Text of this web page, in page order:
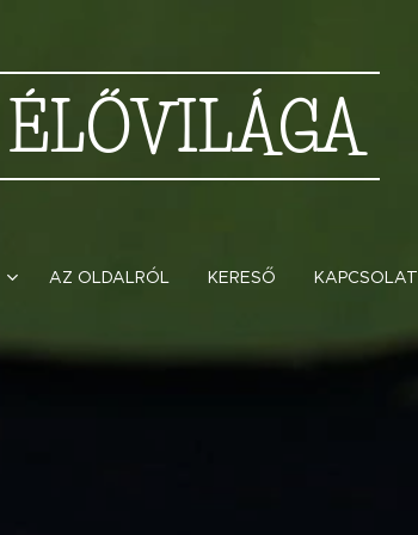
ÉLŐVILÁGA
AZ OLDALRÓL KERESŐ KAPCSOLAT